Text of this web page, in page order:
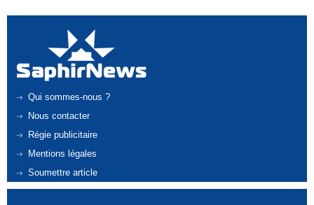
Qui sommes-nous ?
Nous contacter
Régie publicitaire
Mentions légales
Soumettre article